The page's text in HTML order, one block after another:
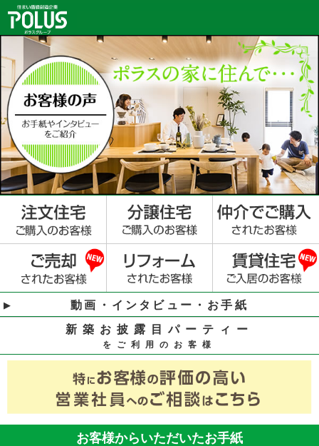
動画・インタビュー・お手紙
新築お披露目パーティー
をご利用のお客様
お客様からいただいたお手紙